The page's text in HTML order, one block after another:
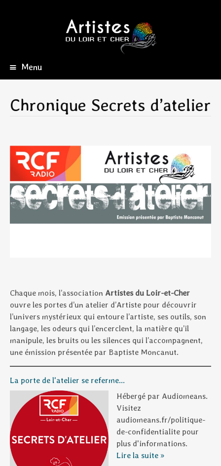
Menu
principal
Chronique Secrets d’atelier
Chaque mois, l’association Artistes du Loir-et-Cher
ouvre les portes d’un atelier d’Artiste pour découvrir
l’univers mystérieux qui entoure l’artiste, ses outils, son
langage, les odeurs qui l’encerclent, la matière qu’il
manipule, les bruits ou les silences qui l’accompagnent,
une émission présentée par Baptiste Moncanut.
La porte de l'atelier se referme...
Hébergé par Audiomeans.
Visitez
audiomeans.fr/politique-
de-confidentialite pour
plus d'informations.
Lire la suite »